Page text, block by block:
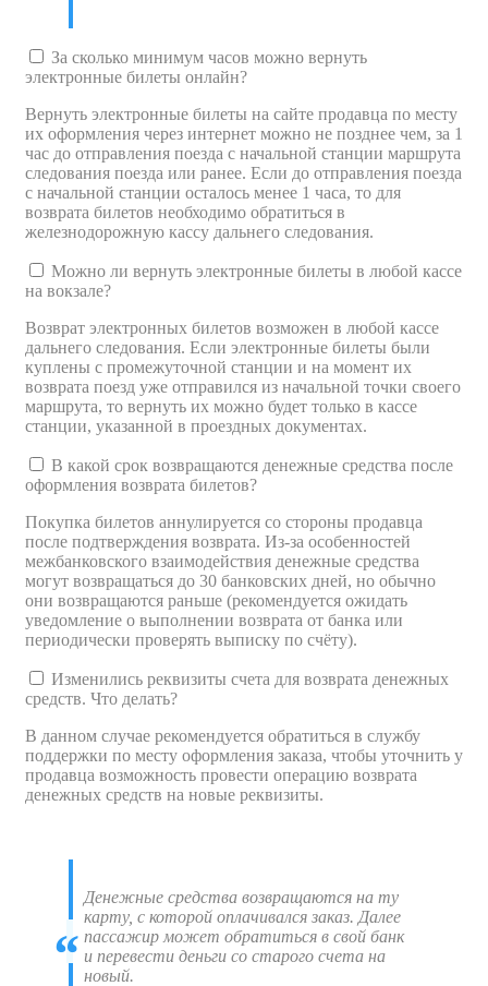
За сколько минимум часов можно вернуть
электронные билеты онлайн?
Вернуть электронные билеты на сайте продавца по месту
их оформления через интернет можно не позднее чем, за 1
час до отправления поезда с начальной станции маршрута
следования поезда или ранее. Если до отправления поезда
с начальной станции осталось менее 1 часа, то для
возврата билетов необходимо обратиться в
железнодорожную кассу дальнего следования.
Можно ли вернуть электронные билеты в любой кассе
на вокзале?
Возврат электронных билетов возможен в любой кассе
дальнего следования. Если электронные билеты были
куплены с промежуточной станции и на момент их
возврата поезд уже отправился из начальной точки своего
маршрута, то вернуть их можно будет только в кассе
станции, указанной в проездных документах.
В какой срок возвращаются денежные средства после
оформления возврата билетов?
Покупка билетов аннулируется со стороны продавца
после подтверждения возврата. Из-за особенностей
межбанковского взаимодействия денежные средства
могут возвращаться до 30 банковских дней, но обычно
они возвращаются раньше (рекомендуется ожидать
уведомление о выполнении возврата от банка или
периодически проверять выписку по счёту).
Изменились реквизиты счета для возврата денежных
средств. Что делать?
В данном случае рекомендуется обратиться в службу
поддержки по месту оформления заказа, чтобы уточнить у
продавца возможность провести операцию возврата
денежных средств на новые реквизиты.
Денежные средства возвращаются на ту
карту, с которой оплачивался заказ. Далее
пассажир может обратиться в свой банк
и перевести деньги со старого счета на
новый.